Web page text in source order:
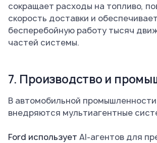
сокращает расходы на топливо,
скорость доставки и обеспечивает
бесперебойную работу тысяч
частей системы.
7. Производство и
В автомобильной
внедряются мультиагентные
Ford использует AI-агентов для